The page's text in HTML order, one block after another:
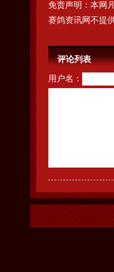
免责声明：本网
赛鸽资讯网不提
评论列表
用户名：